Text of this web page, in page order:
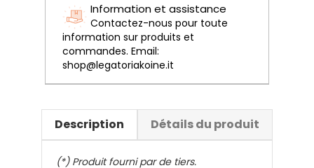
Information et assistance
Contactez-nous pour toute
information sur produits et
commandes. Email:
shop@legatoriakoine.it
Description Détails du produit
(*) Produit fourni par de tiers.